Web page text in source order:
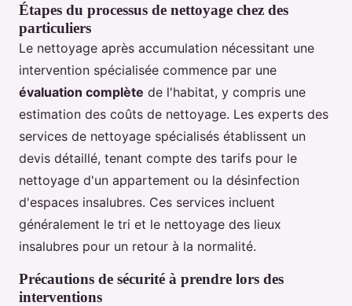
Étapes du processus de nettoyage chez des
particuliers
Le nettoyage après accumulation nécessitant une
intervention spécialisée commence par une
évaluation complète de l'habitat, y compris une
estimation des coûts de nettoyage. Les experts des
services de nettoyage spécialisés établissent un
devis détaillé, tenant compte des tarifs pour le
nettoyage d'un appartement ou la désinfection
d'espaces insalubres. Ces services incluent
généralement le tri et le nettoyage des lieux
insalubres pour un retour à la normalité.
Précautions de sécurité à prendre lors des
interventions